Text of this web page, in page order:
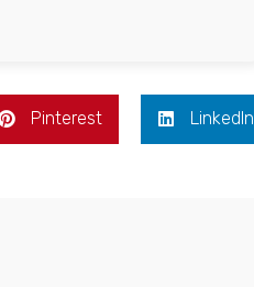
Pinterest LinkedIn